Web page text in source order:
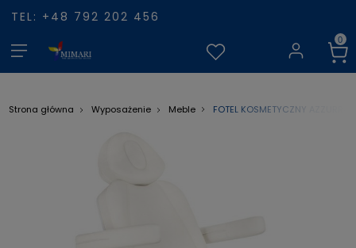
TEL: +48 792 202 456
Strona główna Wyposażenie Meble FOTEL KOSMETYCZNY AZZURRO